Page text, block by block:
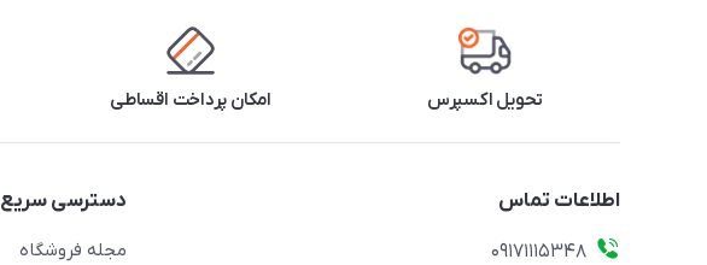
تحویل اکسپرس امکان پرداخت اقساطی
اطلاعات تماس
09171115348
دسترسی سریع
مجله فروشگاه